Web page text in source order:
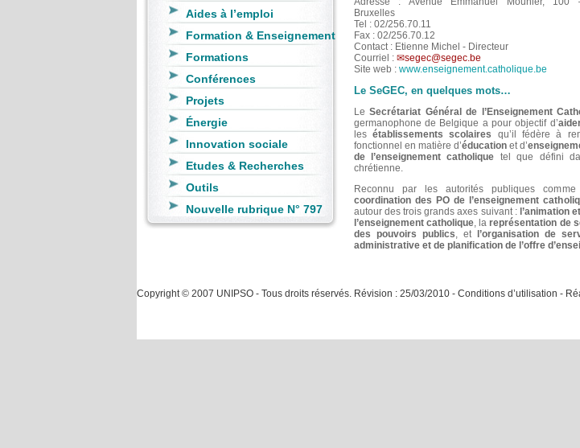
Aides à l’emploi
Formation & Enseignement
Formations
Conférences
Projets
Énergie
Innovation sociale
Etudes & Recherches
Outils
Nouvelle rubrique N° 797
Bruxelles
Tel : 02/256.70.11
Fax : 02/256.70.12
Contact : Etienne Michel - Directeur
Courriel :
segec@segec.be
Site web : www.enseignement.catholique.be
Le SeGEC, en quelques mots…
LeSecrétariat Général de l’Enseignement
germanophone de Belgique a pour objectif d’
les établissements scolaires qu’il fédère à
fonctionnel en matière d’éducation et d’
de l’enseignement catholique tel que défini
chrétienne.
Reconnu par les autorités publiques comme
coordination des PO de l’enseignement
autour des trois grands axes suivant : l’animation
l’enseignement catholique, lareprésentation de
des pouvoirs publics, et
l’organisation de
administrative et de planification de l’offre
Copyright © 2007 UNIPSO - Tous droits réservés. Révision : 25/03/2010 - Conditions d’utilisation -